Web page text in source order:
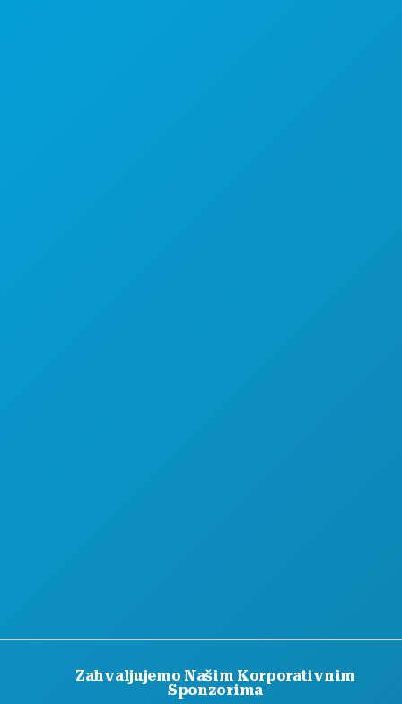
Zahvaljujemo Našim Korporativnim
Sponzorima